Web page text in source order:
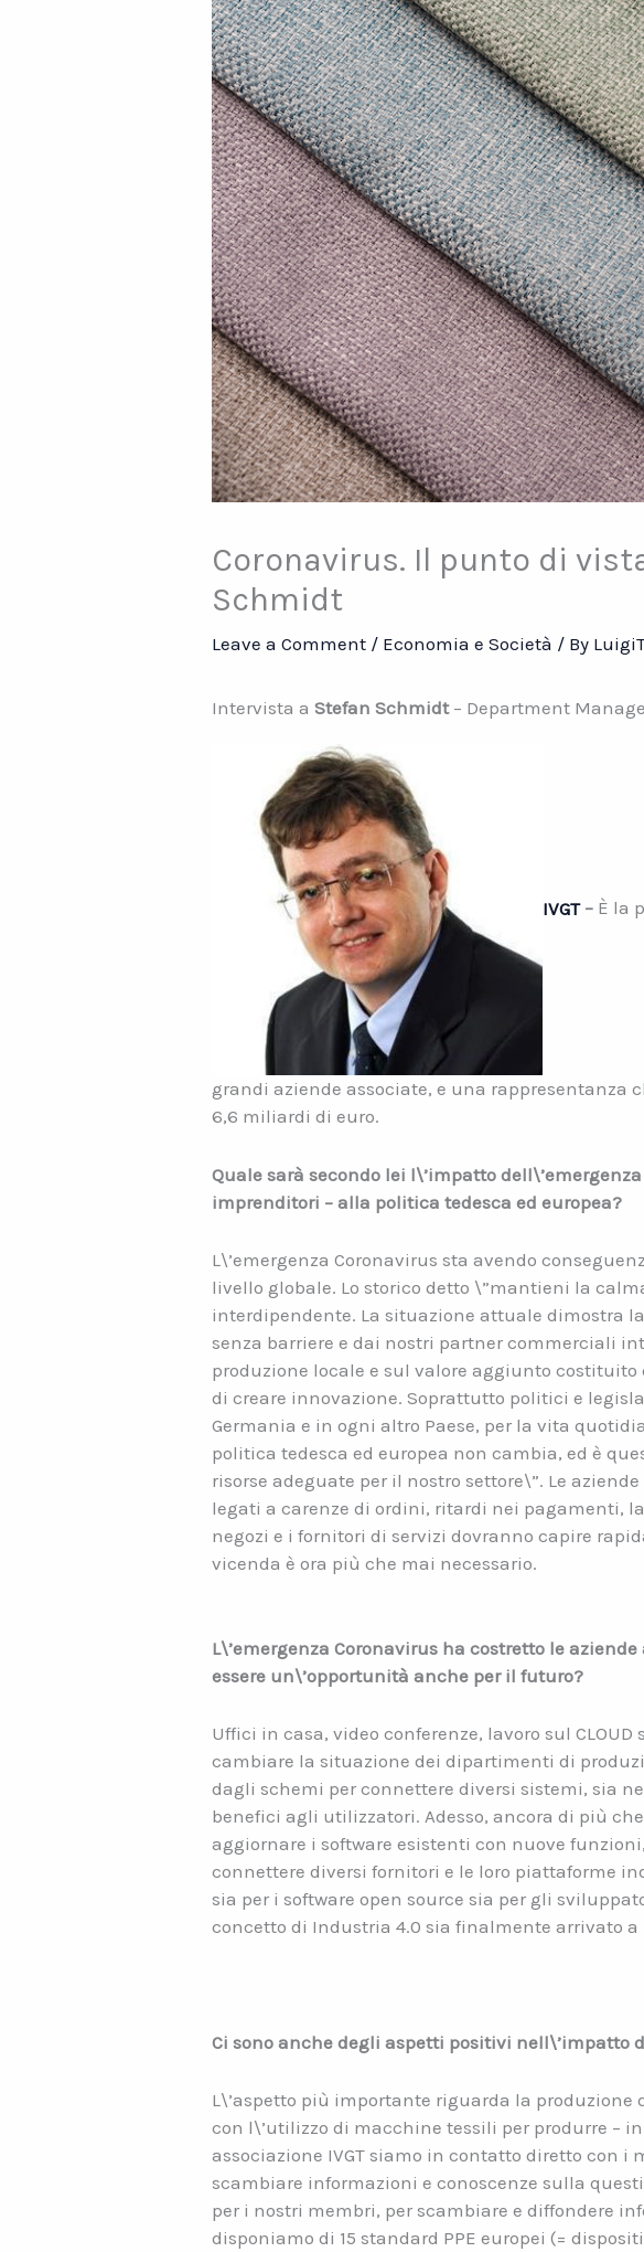
Coronavirus. Il punto di
Schmidt
Leave a Comment / Economia e Società / By
Intervista a Stefan Schmidt – Department
IVGT– È la
grandi aziende associate, e una rappresentanza
6,6 miliardi di euro.
Quale sarà secondo lei l\’impatto
imprenditori – alla politica tedesca ed europea?
L\’emergenza Coronavirus sta avendo
livello globale. Lo storico detto \”mantieni la
interdipendente. La situazione attuale dimostra
senza barriere e dai nostri partner commerciali
produzione locale e sul valore aggiunto
di creare innovazione. Soprattutto politici e
Germania e in ogni altro Paese, per la vita
politica tedesca ed europea non cambia, ed è
risorse adeguate per il nostro settore\”. Le
legati a carenze di ordini, ritardi nei pagamenti,
negozi e i fornitori di servizi dovranno capire
vicenda è ora più che mai necessario.
L\’emergenza Coronavirus ha costretto le
essere un\’opportunità anche per il futuro?
Uffici in casa, video conferenze, lavoro sul
cambiare la situazione dei dipartimenti di
dagli schemi per connettere diversi sistemi, sia
benefici agli utilizzatori. Adesso, ancora di più
aggiornare i software esistenti con nuove
connettere diversi fornitori e le loro piattaforme
sia per i software open source sia per gli
concetto di Industria 4.0 sia finalmente arrivato
Ci sono anche degli aspetti positivi nell\’impatto
L\’aspetto più importante riguarda la
con l\’utilizzo di macchine tessili per produrre –
associazione IVGT siamo in contatto diretto con
scambiare informazioni e conoscenze sulla
per i nostri membri, per scambiare e diffondere
disponiamo di 15 standard PPE europei (=